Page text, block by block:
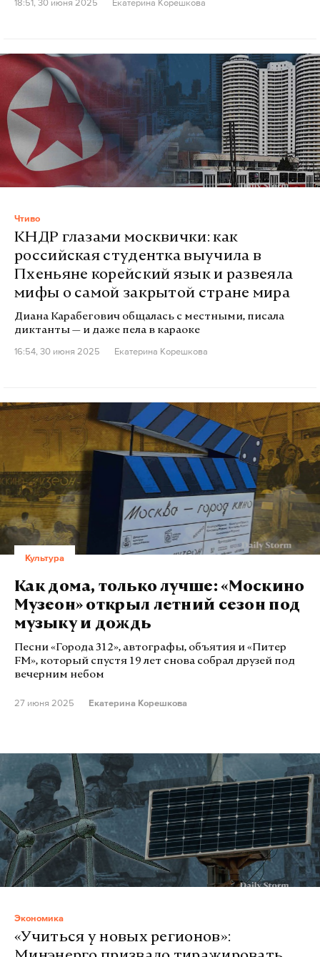
18:51, 30 июня 2025
Екатерина Корешкова
Чтиво
КНДР глазами москвички: как
российская студентка выучила в
Пхеньяне корейский язык и развеяла
мифы о самой закрытой стране мира
Диана Карабегович общалась с местными, писала
диктанты — и даже пела в караоке
16:54, 30 июня 2025
Екатерина Корешкова
Культура
Как дома, только лучше: «Москино
Музеон» открыл летний сезон под
музыку и дождь
Песни «Города 312», автографы, объятия и «Питер
FM», который спустя 19 лет снова собрал друзей под
вечерним небом
27 июня 2025 Екатерина Корешкова
Экономика
«Учиться у новых регионов»: